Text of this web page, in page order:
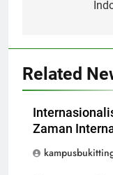
Related
Zaman